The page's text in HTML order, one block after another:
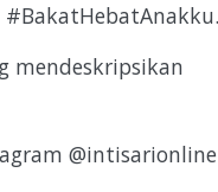
mendeskripsikan